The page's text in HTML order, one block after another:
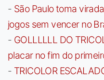
- São Paulo toma
jogos sem vencer no
- GOLLLLLL DO
placar no fim do
- TRICOLOR